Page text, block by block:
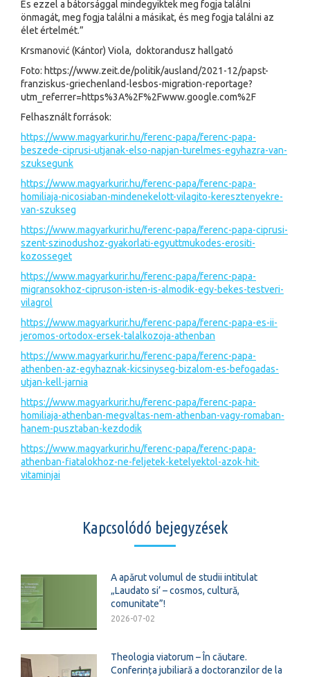
És ezzel a bátorsággal mindegyiktek meg fogja találni
önmagát, meg fogja találni a másikat, és meg fogja találni az
élet értelmét.”
Krsmanović (Kántor) Viola, doktorandusz hallgató
Foto: https://www.zeit.de/politik/ausland/2021-12/papst-
franziskus-griechenland-lesbos-migration-reportage?
utm_referrer=https%3A%2F%2Fwww.google.com%2F
Felhasznált források:
https://www.magyarkurir.hu/ferenc-papa/ferenc-papa-
beszede-ciprusi-utjanak-elso-napjan-turelmes-egyhazra-van-
szuksegunk
https://www.magyarkurir.hu/ferenc-papa/ferenc-papa-
homiliaja-nicosiaban-mindenekelott-vilagito-keresztenyekre-
van-szukseg
https://www.magyarkurir.hu/ferenc-papa/ferenc-papa-ciprusi-
szent-szinodushoz-gyakorlati-egyuttmukodes-erositi-
kozosseget
https://www.magyarkurir.hu/ferenc-papa/ferenc-papa-
migransokhoz-cipruson-isten-is-almodik-egy-bekes-testveri-
vilagrol
https://www.magyarkurir.hu/ferenc-papa/ferenc-papa-es-ii-
jeromos-ortodox-ersek-talalkozoja-athenban
https://www.magyarkurir.hu/ferenc-papa/ferenc-papa-
athenben-az-egyhaznak-kicsinyseg-bizalom-es-befogadas-
utjan-kell-jarnia
https://www.magyarkurir.hu/ferenc-papa/ferenc-papa-
homiliaja-athenban-megvaltas-nem-athenban-vagy-romaban-
hanem-pusztaban-kezdodik
https://www.magyarkurir.hu/ferenc-papa/ferenc-papa-
athenban-fiatalokhoz-ne-feljetek-ketelyektol-azok-hit-
vitaminjai
Kapcsolódó bejegyzések
A apărut volumul de studii intitulat
„Laudato si’ – cosmos, cultură,
comunitate”!
2026-07-02
Theologia viatorum – În căutare.
Conferința jubiliară a doctoranzilor de la